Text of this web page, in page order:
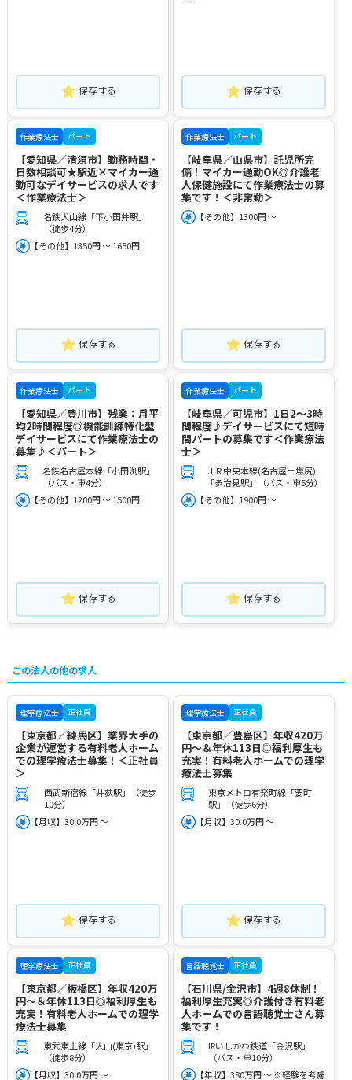
保存する 保存する
作業療法士 パート
【愛知県／清須市】勤務時間・
日数相談可★駅近×マイカー通
勤可なデイサービスの求人です
＜作業療法士＞
名鉄犬山線「下小田井駅」
（徒歩4分）
【その他】1350円 ～ 1650円
保存する
作業療法士 パート
【岐阜県／山県市】託児所完
備！マイカー通勤OK◎介護老
人保健施設にて作業療法士の募
集です！＜非常勤＞
【その他】1300円 ～
保存する
作業療法士 パート
【愛知県／豊川市】残業：月平
均2時間程度◎機能訓練特化型
デイサービスにて作業療法士の
募集♪＜パート＞
名鉄名古屋本線「小田渕駅」
（バス・車4分）
【その他】1200円 ～ 1500円
保存する
作業療法士 パート
【岐阜県／可児市】1日2～3時
間程度♪デイサービスにて短時
間パートの募集です＜作業療法
士＞
ＪＲ中央本線(名古屋－塩尻)
「多治見駅」（バス・車5分）
【その他】1900円 ～
保存する
この法人の他の求人
理学療法士 正社員
【東京都／練馬区】業界大手の
企業が運営する有料老人ホーム
での理学療法士募集！＜正社員
＞
西武新宿線「井荻駅」（徒歩
10分）
【月収】30.0万円 ～
保存する
理学療法士 正社員
【東京都／豊島区】年収420万
円～＆年休113日◎福利厚生も
充実！有料老人ホームでの理学
療法士募集
東京メトロ有楽町線「要町
駅」（徒歩6分）
【月収】30.0万円 ～
保存する
理学療法士 正社員
【東京都／板橋区】年収420万
円～＆年休113日◎福利厚生も
充実！有料老人ホームでの理学
療法士募集
東武東上線「大山(東京)駅」
（徒歩8分）
【月収】30.0万円 ～
言語聴覚士 正社員
【石川県/金沢市】4週8休制！
福利厚生充実◎介護付き有料老
人ホームでの言語聴覚士さん募
集です！
IRいしかわ鉄道「金沢駅」
（バス・車10分）
【年収】380万円 ～ ※経験を考慮